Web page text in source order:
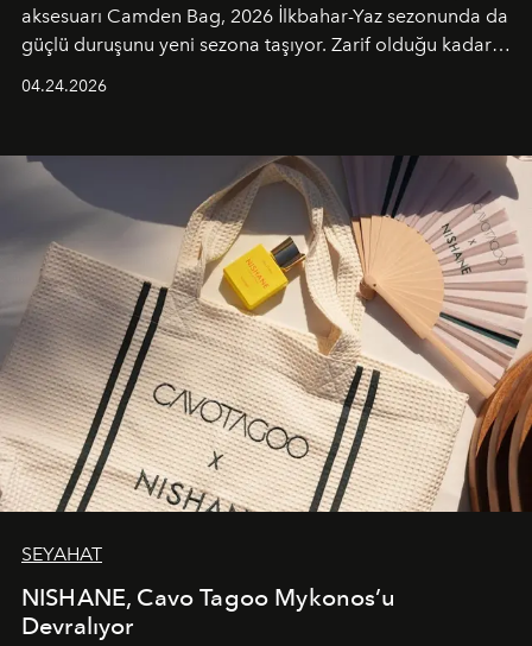
aksesuarı Camden Bag, 2026 İlkbahar-Yaz sezonunda da
güçlü duruşunu yeni sezona taşıyor. Zarif olduğu kadar
04.24.2026
SEYAHAT
NISHANE, Cavo Tagoo Mykonos’u
Devralıyor